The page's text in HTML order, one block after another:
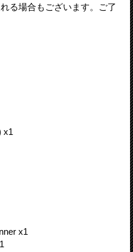
る場合もございます。ご了
x1
x1